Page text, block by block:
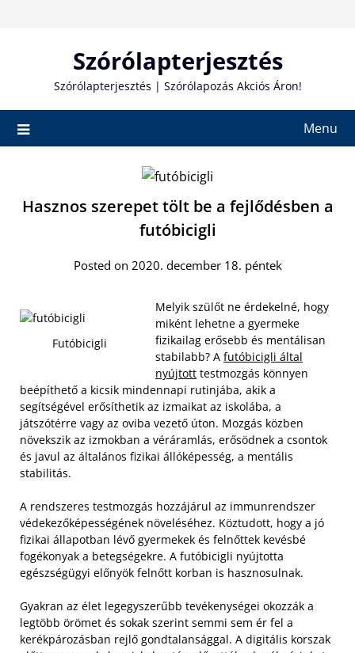
Szórólapterjesztés
Szórólapterjesztés | Szórólapozás Akciós Áron!
Menu
Hasznos szerepet tölt be a fejlődésben a
futóbicigli
Posted on 2020. december 18. péntek
Futóbicigli
Melyik szülőt ne érdekelné, hogy
miként lehetne a gyermeke
fizikailag erősebb és mentálisan
stabilabb? A futóbicigli által
nyújtott testmozgás könnyen
beépíthető a kicsik mindennapi rutinjába, akik a
segítségével erősíthetik az izmaikat az iskolába, a
játszótérre vagy az oviba vezető úton. Mozgás közben
növekszik az izmokban a véráramlás, erősödnek a csontok
és javul az általános fizikai állóképesség, a mentális
stabilitás.
A rendszeres testmozgás hozzájárul az immunrendszer
védekezőképességének növeléséhez. Köztudott, hogy a jó
fizikai állapotban lévő gyermekek és felnőttek kevésbé
fogékonyak a betegségekre. A futóbicigli nyújtotta
egészségügyi előnyök felnőtt korban is hasznosulnak.
Gyakran az élet legegyszerűbb tevékenységei okozzák a
legtöbb örömet és sokak szerint semmi sem ér fel a
kerékpározásban rejlő gondtalansággal. A digitális korszak